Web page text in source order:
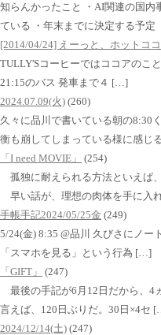
知らんかったこと ・AI関連の国内
ている ・年末までに決定する予
[2014/04/24] えーっと、ホットコ
TULLY'Sコーヒーではココアのこ
21:15のバス 発車まで４ […]
2024.07.09(火) (260)
久々に品川で書いている朝の8:30
衡も崩してしまっている様に感じ
「I need MOVIE」
(254)
孤独に耐えられる方法といえば
早い話が、理想の肉体を手に入
手帳手記2024/05/25金 (249)
5/24(金) 8:35 @品川 久びさにノー
「スマホを見る」という行為 […]
「GIFT」
(247)
最後の手記が6月12日だから、
言えば、120日ぶりだ。30日×4セ
2024/12/14(土) (247)